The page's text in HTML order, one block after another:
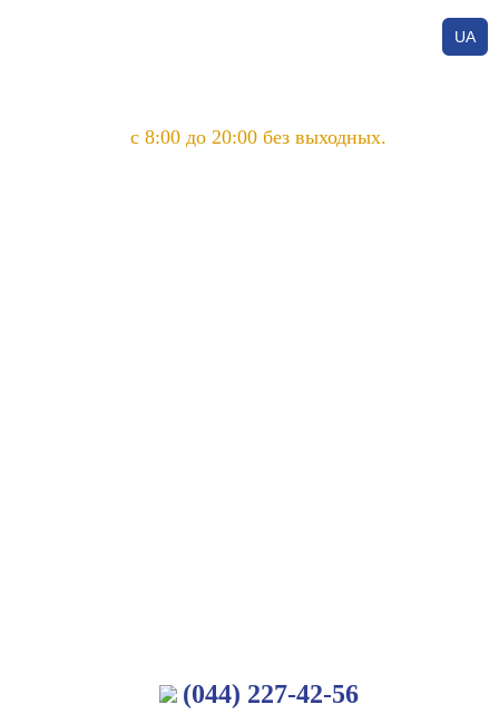
с 8:00 до 20:00 без выходных.
(044) 227-42-56
UA